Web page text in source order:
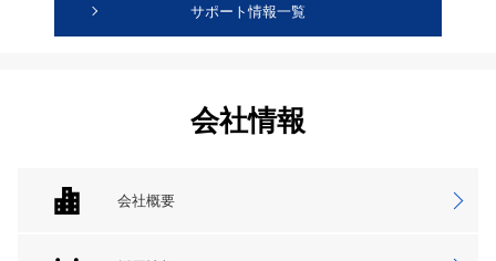
サポート情報一覧
会社情報
会社概要